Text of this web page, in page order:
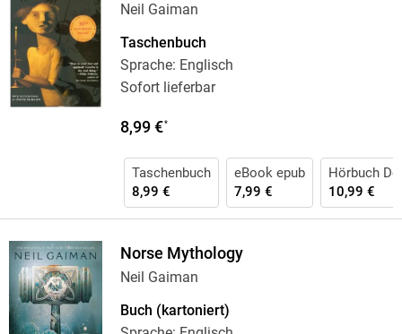
Neil Gaiman
Taschenbuch
Sprache: Englisch
Sofort lieferbar
8,99 €*
Taschenbuch
8,99 €
eBook epub
7,99 €
Hörbuch
10,99 €
Norse Mythology
Neil Gaiman
Buch (kartoniert)